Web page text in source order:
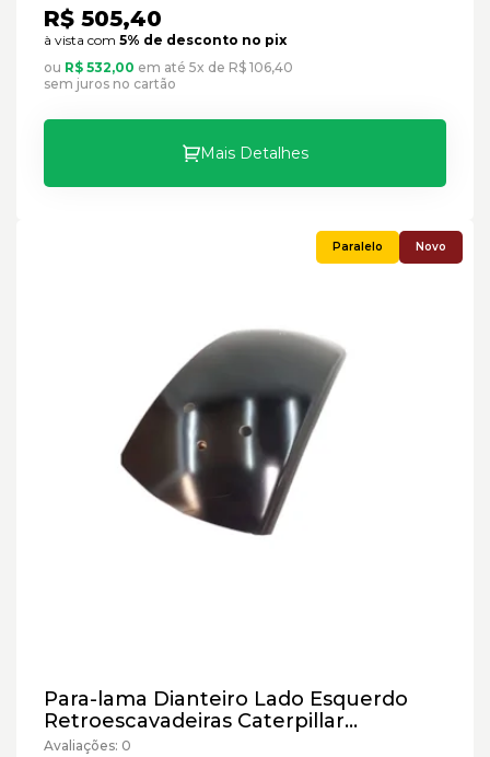
R$ 505,40
à vista com 5% de desconto no pix
ou R$ 532,00 em até 5x de R$ 106,40
sem juros no cartão
Mais Detalhes
Novo
Para-lama Dianteiro Lado Esquerdo
Retroescavadeiras Caterpillar
Cód:4643254 - Paralelo
Avaliações: 0